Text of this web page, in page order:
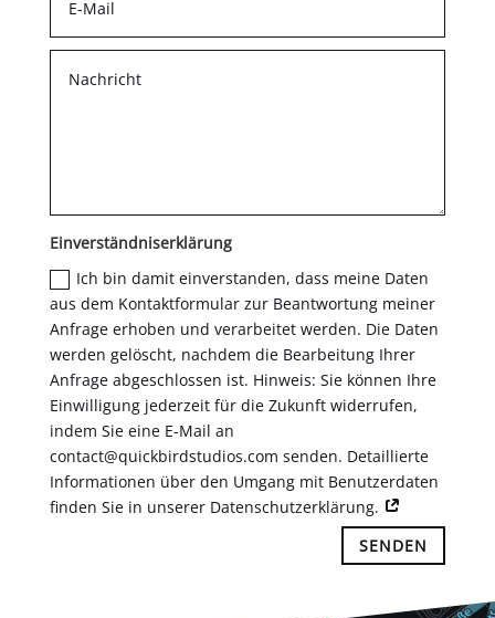
Einverständniserklärung
Ich bin damit einverstanden, dass meine Daten
aus dem Kontaktformular zur Beantwortung meiner
Anfrage erhoben und verarbeitet werden. Die Daten
werden gelöscht, nachdem die Bearbeitung Ihrer
Anfrage abgeschlossen ist. Hinweis: Sie können Ihre
Einwilligung jederzeit für die Zukunft widerrufen,
indem Sie eine E-Mail an
contact@quickbirdstudios.com senden. Detaillierte
Informationen über den Umgang mit Benutzerdaten
finden Sie in unserer Datenschutzerklärung.
SENDEN